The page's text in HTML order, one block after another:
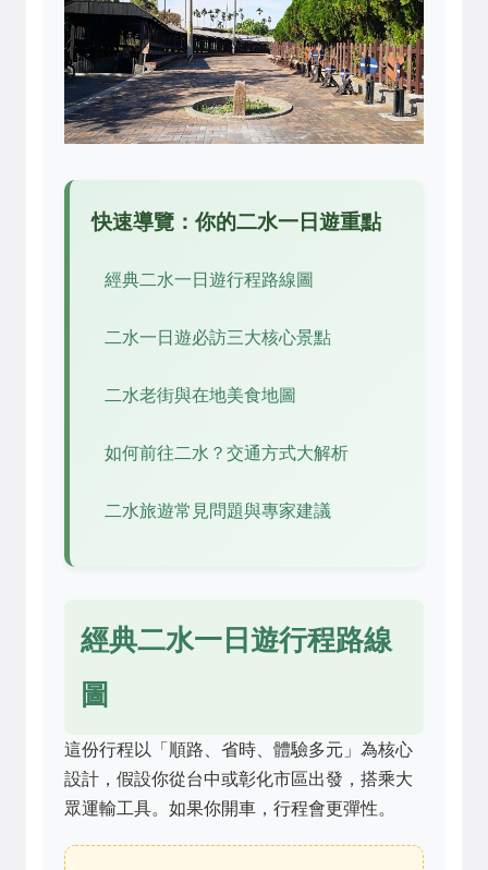
快速導覽：你的二水一日遊重點
經典二水一日遊行程路線圖
二水一日遊必訪三大核心景點
二水老街與在地美食地圖
如何前往二水？交通方式大解析
二水旅遊常見問題與專家建議
經典二水一日遊行程路線
圖
這份行程以「順路、省時、體驗多元」為核心
設計，假設你從台中或彰化市區出發，搭乘大
眾運輸工具。如果你開車，行程會更彈性。